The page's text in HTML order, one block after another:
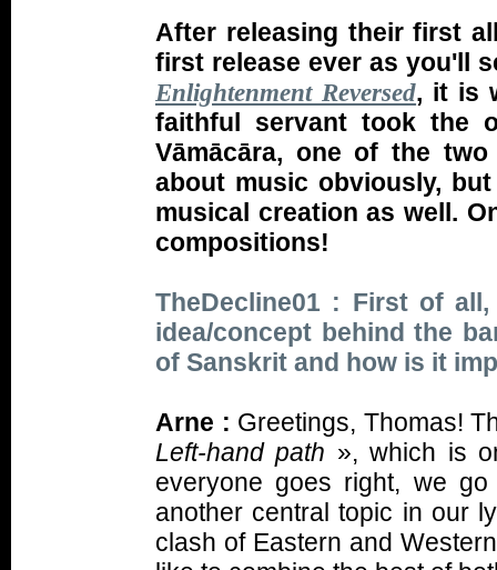
After releasing their first
first release ever as you'll
Enlightenment Reversed, it is
faithful servant took the
Vāmācāra, one of the
about music obviously,
musical creation as well.
compositions!
TheDecline01 : First of
idea/concept behind the
of Sanskrit and how is it
Arne : Greetings, Thomas!
Left-hand path », which is
everyone goes right, we
another central topic in our
clash of Eastern and